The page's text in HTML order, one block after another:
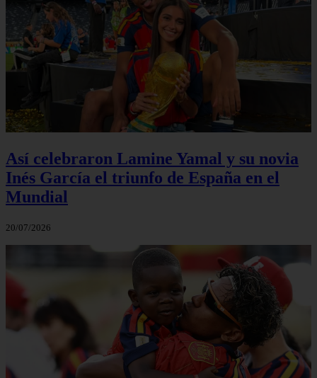
Así celebraron Lamine Yamal y su novia
Inés García el triunfo de España en el
Mundial
20/07/2026